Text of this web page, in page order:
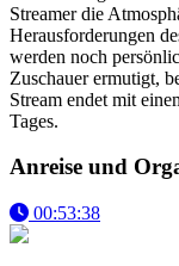
Streamer die
Herausforderungen
werden noch
Zuschauer ermutigt,
Stream endet mit
Tages.
Anreise und
00:53:38